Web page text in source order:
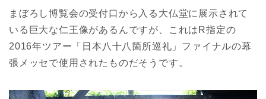
まぼろし博覧会の受付口から入る大仏堂に展示されて
いる巨大な仁王像があるんですが、これはR指定の
2016年ツアー「日本八十八箇所巡礼」ファイナルの幕
張メッセで使用されたものだそうです。